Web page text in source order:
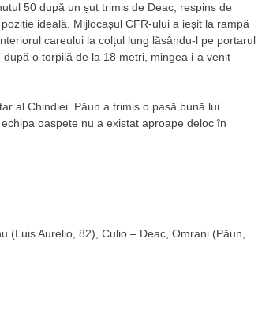
50 după un șut trimis de Deac, respins de
ideală. Mijlocașul CFR-ului a ieșit la rampă
careului la colțul lung lăsându-l pe portarul
o torpilă de la 18 metri, mingea i-a venit
al Chindiei. Păun a trimis o pasă bună lui
oaspete nu a existat aproape deloc în
(Luis Aurelio, 82), Culio – Deac, Omrani (Păun,